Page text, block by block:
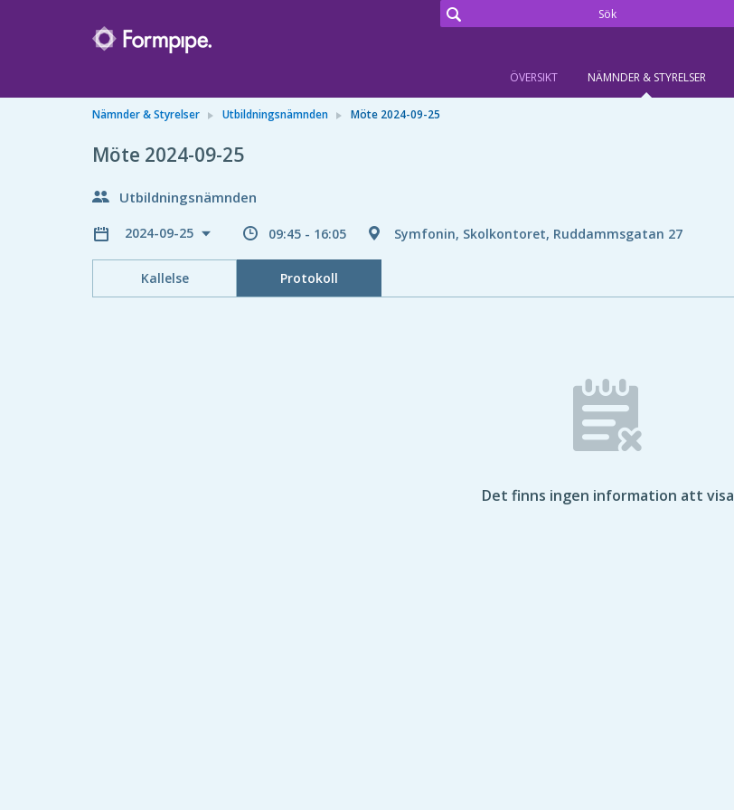
ÖVERSIKT NÄMNDER & STYRELSER
Nämnder & Styrelser Utbildningsnämnden Möte 2024-09-25
Möte 2024-09-25
Utbildningsnämnden
2024-09-25 09:45 - 16:05 Symfonin, Skolkontoret, Ruddammsgatan 27
Kallelse Protokoll
Det finns ingen information att visa